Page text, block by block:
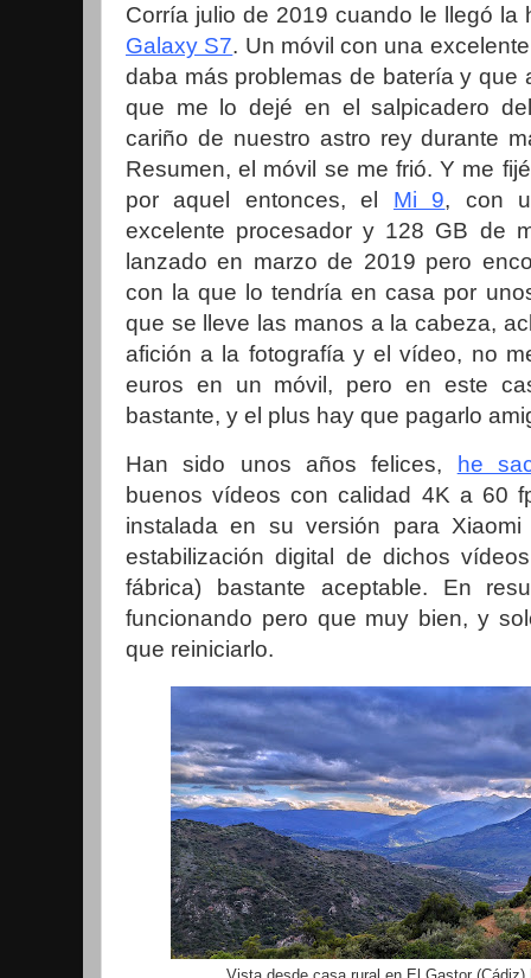
Corría julio de 2019 cuando le llegó
Galaxy S7. Un móvil con una
daba más problemas de batería y que
que me lo dejé en el salpicadero
cariño de nuestro astro rey durante
Resumen, el móvil se me frió. Y me
por aquel entonces, el Mi 9, con
excelente procesador y 128 GB de
lanzado en marzo de 2019 pero
con la que lo tendría en casa por
que se lleve las manos a la cabeza,
afición a la fotografía y el vídeo, no
euros en un móvil, pero en este
bastante, y el plus hay que pagarlo
Han sido unos años felices, he
buenos vídeos con calidad 4K a 60
instalada en su versión para
estabilización digital de dichos
fábrica) bastante aceptable. En
funcionando pero que muy bien, y
que reiniciarlo.